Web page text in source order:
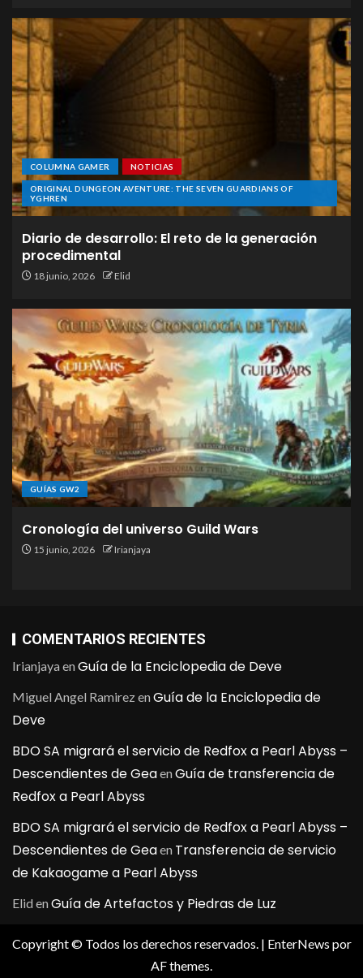
COLUMNA GAMER NOTICIAS
ORIGINAL DUNGEON AVENTURE: THE SEVEN GUARDIANS OF
YGHREN
Diario de desarrollo: El reto de la generación
procedimental
18 junio, 2026 Elid
GUÍAS GW2
Cronología del universo Guild Wars
15 junio, 2026 Irianjaya
COMENTARIOS RECIENTES
IrianjayaenGuía de la Enciclopedia de Deve
Miguel Angel RamirezenGuía de la Enciclopedia de
Deve
BDO SA migrará el servicio de Redfox a Pearl Abyss –
Descendientes de GeaenGuía de transferencia de
Redfox a Pearl Abyss
BDO SA migrará el servicio de Redfox a Pearl Abyss –
Descendientes de Geaen Transferencia de servicio
de Kakaogame a Pearl Abyss
ElidenGuía de Artefactos y Piedras de Luz
Copyright © Todos los derechos reservados. | EnterNews por
AF themes.